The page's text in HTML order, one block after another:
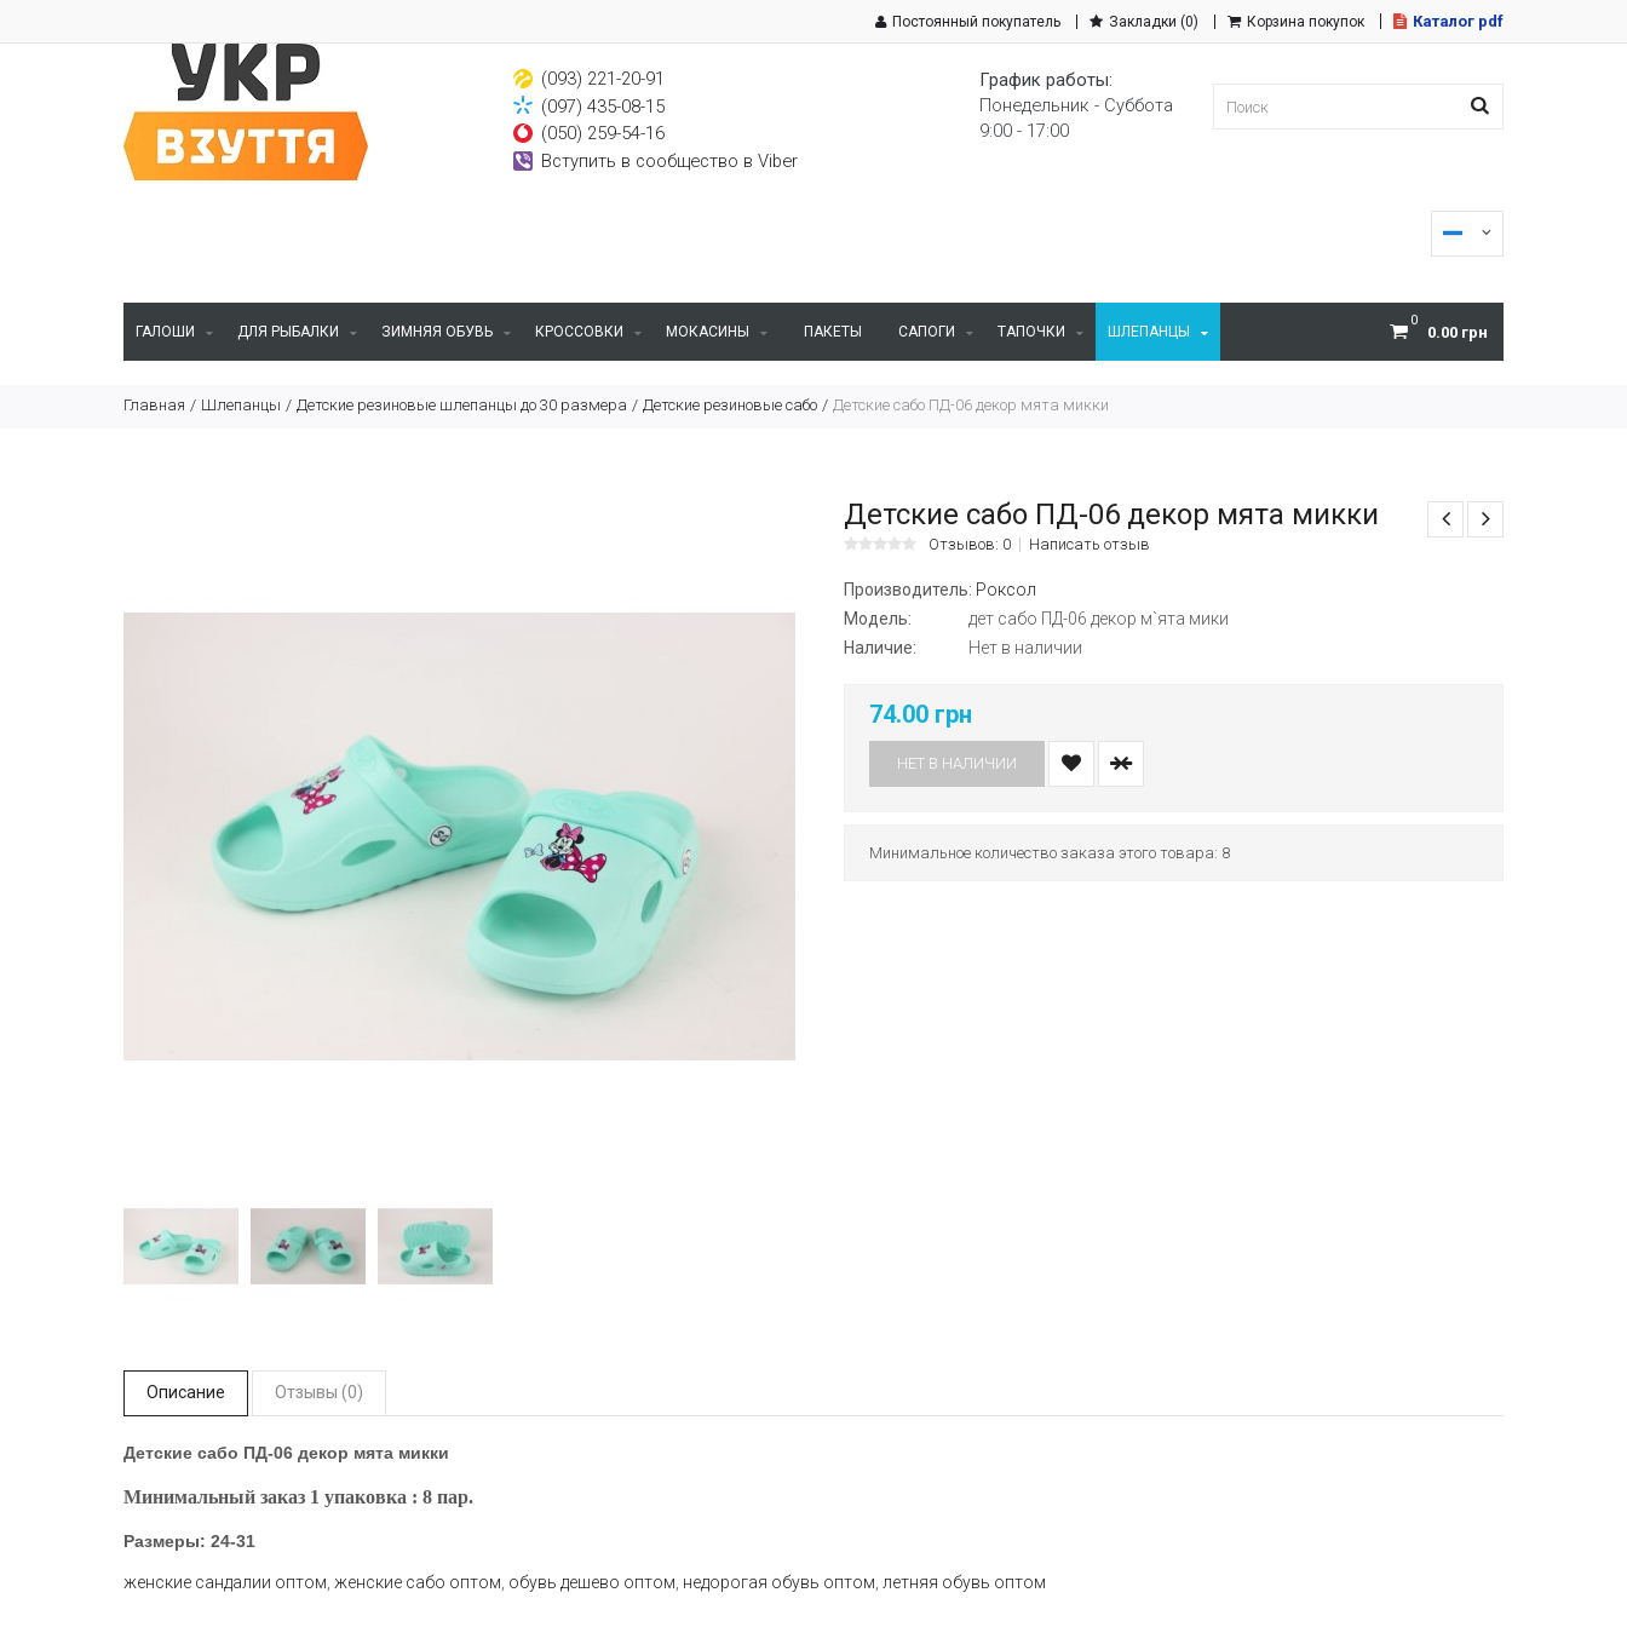
Постоянный покупатель Закладки (0) Корзина покупок Каталог pdf
(093) 221-20-91
(097) 435-08-15
(050) 259-54-16
Вступить в сообщество в Viber
График работы:
Понедельник - Суббота
9:00 - 17:00
0
0.00 грн
ГАЛОШИ ДЛЯ РЫБАЛКИ ЗИМНЯЯ ОБУВЬ КРОССОВКИ МОКАСИНЫ ПАКЕТЫ САПОГИ ТАПОЧКИ ШЛЕПАНЦЫ
Главная Шлепанцы Детские резиновые шлепанцы до 30 размера Детские резиновые сабо Детские сабо ПД-06 декор мята микки
Детские сабо ПД-06 декор мята микки
Отзывов: 0 Написать отзыв
Производитель: Роксол
Модель:
дет сабо ПД-06 декор м`ята мики
Наличие:
Нет в наличии
74.00 грн
НЕТ В НАЛИЧИИ
Минимальное количество заказа этого товара: 8
Описание Отзывы (0)
Детские сабо ПД-06 декор мята микки
Минимальный заказ 1 упаковка : 8 пар.
Размеры: 24-31
женские сандалии оптом женские сабо оптом обувь дешево оптом недорогая обувь оптом летняя обувь оптом